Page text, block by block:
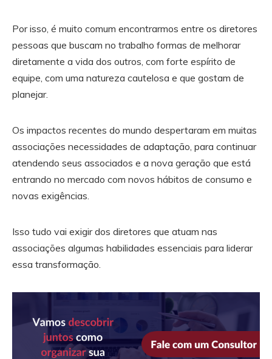
Por isso, é muito comum encontrarmos entre os diretores
pessoas que buscam no trabalho formas de melhorar
diretamente a vida dos outros, com forte espírito de
equipe, com uma natureza cautelosa e que gostam de
planejar.
Os impactos recentes do mundo despertaram em muitas
associações necessidades de adaptação, para continuar
atendendo seus associados e a nova geração que está
entrando no mercado com novos hábitos de consumo e
novas exigências.
Isso tudo vai exigir dos diretores que atuam nas
associações algumas habilidades essenciais para liderar
essa transformação.